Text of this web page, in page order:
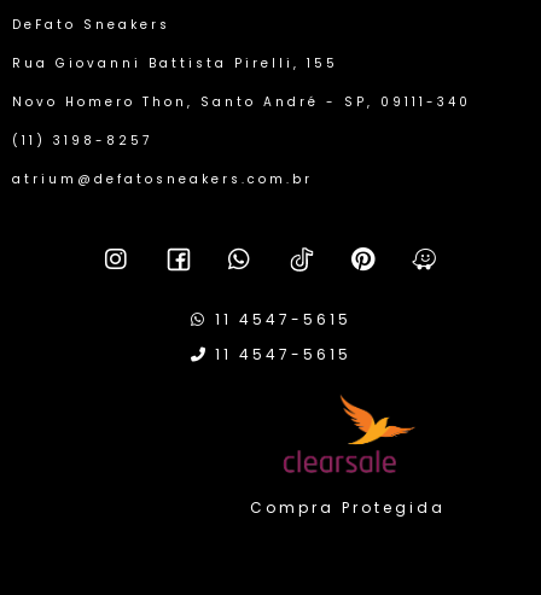
DeFato Sneakers
Rua Giovanni Battista Pirelli, 155
Novo Homero Thon, Santo André - SP, 09111-340
(11) 3198-8257
atrium@defatosneakers.com.br
11 4547-5615
11 4547-5615
Compra Protegida